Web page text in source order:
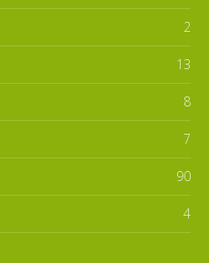
2
13
8
7
90
4